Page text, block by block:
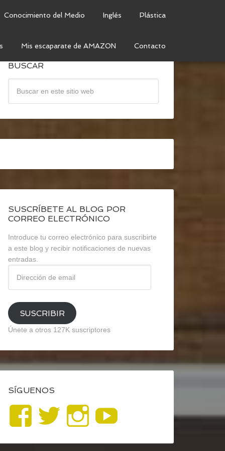
Conocimiento del Medio Inglés Plástica
Mis escaparate de AMAZON Contacto
BUSCAR
SUSCRÍBETE AL BLOG POR
CORREO ELECTRÓNICO
Introduce tu correo electrónico para suscribirte
a este blog y recibir notificaciones de nuevas
entradas.
email
SUSCRIBIR
Únete a otros 127K suscriptores
SÍGUENOS
Ver
perfil
Ver
perfil
Ver
perfil
YouTube